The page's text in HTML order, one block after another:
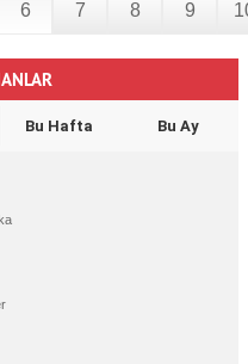
6 7 8 9
Bu Hafta Bu Ay